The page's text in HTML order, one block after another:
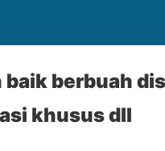
baik berbuah
khusus dll